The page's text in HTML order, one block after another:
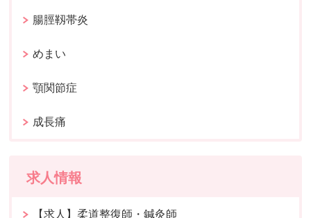
腸脛靱帯炎
めまい
顎関節症
成長痛
求人情報
【求人】柔道整復師・鍼灸師